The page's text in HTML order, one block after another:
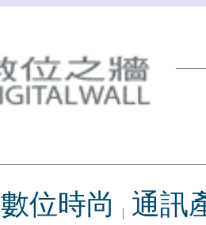
數位時尚
通訊